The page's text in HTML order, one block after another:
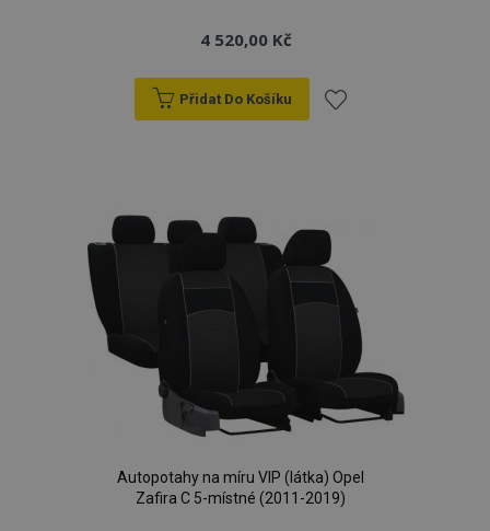
4 520,00 Kč
Přidat Do Košíku
oblíbeným
Autopotahy na míru VIP (látka) Opel
Zafira C 5-místné (2011-2019)